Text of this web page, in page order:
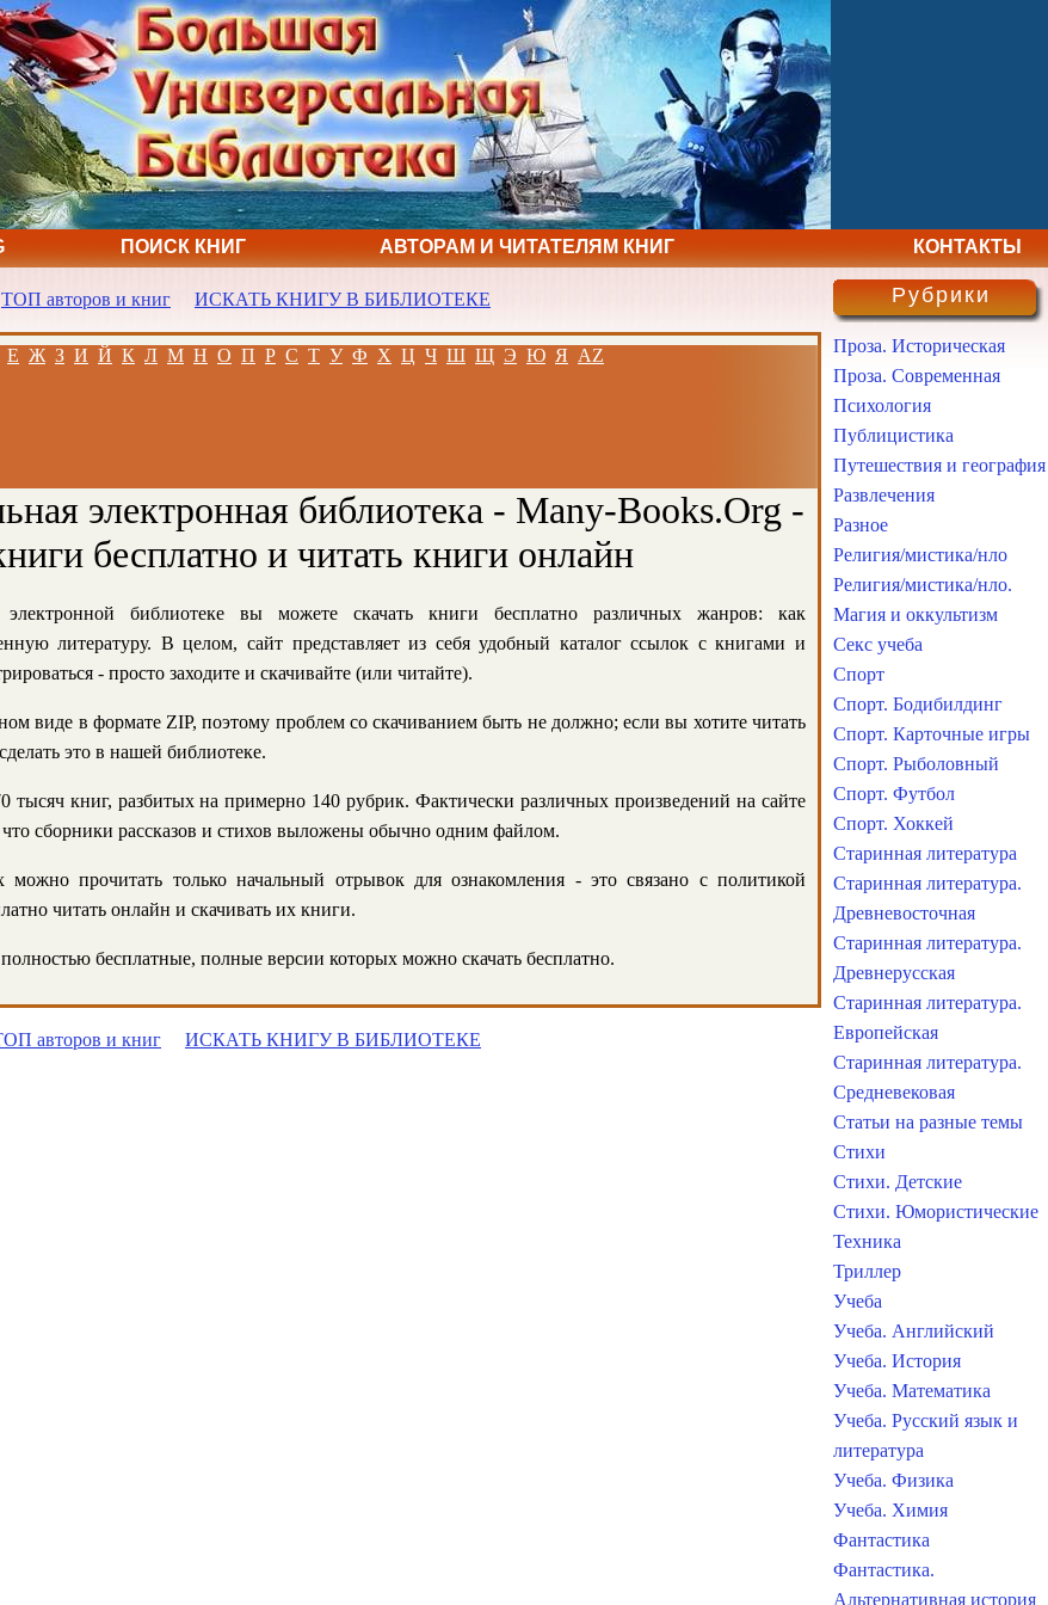
ПОИСК КНИГ АВТОРАМ И ЧИТАТЕЛЯМ КНИГ КОНТАКТЫ
ТОП авторов и книг ИСКАТЬ КНИГУ В БИБЛИОТЕКЕ
Е Ж З И Й К Л М Н О П Р С Т У Ф Х Ц Ч Ш Щ Э Ю Я AZ
электронная библиотека - Many-Books.Org -
бесплатно и читать книги онлайн
библиотеке вы можете скачать книги бесплатно различных жанров: как
литературу. В целом, сайт представляет из себя удобный каталог ссылок с книгами и
- просто заходите и скачивайте (или читайте).
виде в формате ZIP, поэтому проблем со скачиванием быть не должно; если вы хотите читать
это в нашей библиотеке.
тысяч книг, разбитых на примерно 140 рубрик. Фактически различных произведений на сайте
что сборники рассказов и стихов выложены обычно одним файлом.
прочитать только начальный отрывок для ознакомления - это связано с политикой
читать онлайн и скачивать их книги.
бесплатные, полные версии которых можно скачать бесплатно.
авторов и книг ИСКАТЬ КНИГУ В БИБЛИОТЕКЕ
Рубрики
Проза. Историческая
Проза. Современная
Психология
Публицистика
Путешествия и география
Развлечения
Разное
Религия/мистика/нло
Религия/мистика/нло.
Магия и оккультизм
Секс учеба
Спорт
Спорт. Бодибилдинг
Спорт. Карточные игры
Спорт. Рыболовный
Спорт. Футбол
Спорт. Хоккей
Старинная литература
Старинная литература.
Древневосточная
Старинная литература.
Древнерусская
Старинная литература.
Европейская
Старинная литература.
Средневековая
Статьи на разные темы
Стихи
Стихи. Детские
Стихи. Юмористические
Техника
Триллер
Учеба
Учеба. Английский
Учеба. История
Учеба. Математика
Учеба. Русский язык и
литература
Учеба. Физика
Учеба. Химия
Фантастика
Фантастика.
Альтернативная история